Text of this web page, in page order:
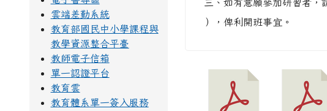
雲端差勤系統
教育部國民中小學課程與
教學資源整合平臺
教師電子信箱
單一認證平台
教育雲
教育體系單一簽入服務
三、如有意願參加研習者
），俾利開班事宜。